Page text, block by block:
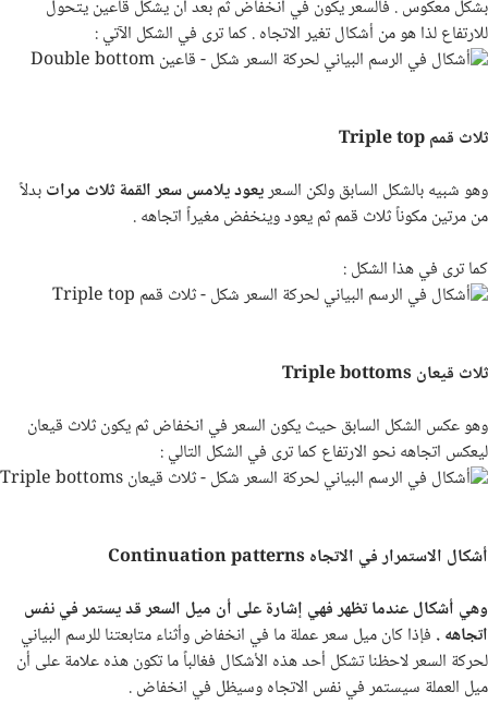
بشكل معكوس . فالسعر يكون في انخفاض ثم بعد أن يشكل قاعين يتحول
للارتفاع لذا هو من أشكال تغير الاتجاه . كما ترى في الشكل الآتي :
ثلاث قممTriple top
وهو شبيه بالشكل السابق ولكن السعريعود يلامس سعر القمة ثلاث مراتبدلاً
من مرتين مكوناً ثلاث قمم ثم يعود وينخفض مغيراً اتجاهه .
كما ترى في هذا الشكل :
ثلاث قيعانTriple bottoms
وهو عكس الشكل السابق حيث يكون السعر في انخفاض ثم يكون ثلاث قيعان
ليعكس اتجاهه نحو الارتفاع كما ترى في الشكل التالي :
أشكال الاستمرار في الاتجاهContinuation patterns
وهي أشكال عندما تظهر فهي إشارة على أن ميل السعر قد يستمر في نفس
اتجاهه . فإذا كان ميل سعر عملة ما في انخفاض وأثناء متابعتنا للرسم البياني
لحركة السعر لاحظنا تشكل أحد هذه الأشكال فغالباً ما تكون هذه علامة على أن
ميل العملة سيستمر في نفس الاتجاه وسيظل في انخفاض .